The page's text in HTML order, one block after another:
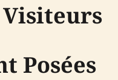
Visiteurs
Posées